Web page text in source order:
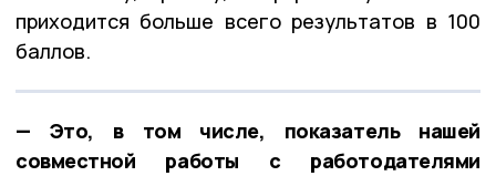
приходится больше всего результатов в 100
баллов.
— Это, в том числе, показатель нашей
совместной работы с работодателями